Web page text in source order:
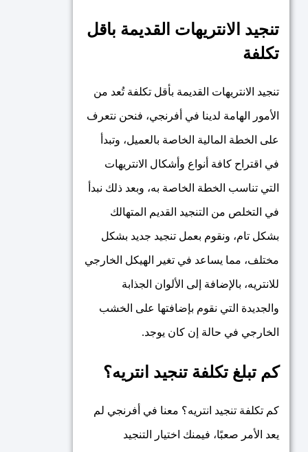
تنجيد الانتريهات القديمة باقل
تكلفة
تنجيد الانتريهات القديمة بأقل تكلفة تُعد من
الأمور الهامة لدينا في أفرنجي، فنحن نتعرف
على الخطة المالية الخاصة بالعميل، وتبدأ
في اقتراح كافة أنواع وأشكال الانتريهات
التي تناسب الخطة الخاصة به، وبعد ذلك نبدأ
في التخلص من التنجيد القديم المتهالك
بشكل تام، ونقوم بعمل تنجيد جديد بشكل
مختلف، مما يساعد في تغير الهيكل الخارجي
للانتريه، بالإضافة إلى الألوان الجذابة
والجديدة التي نقوم بإضافتها على الخشب
الخارجي في حالة إن كان يوجد.
كم تبلغ تكلفة تنجيد انتريه؟
كم تكلفة تنجيد انتريه؟ معنا في أفرنجي لم
يعد الأمر صعبًا، فيمنك اختيار التنجيد